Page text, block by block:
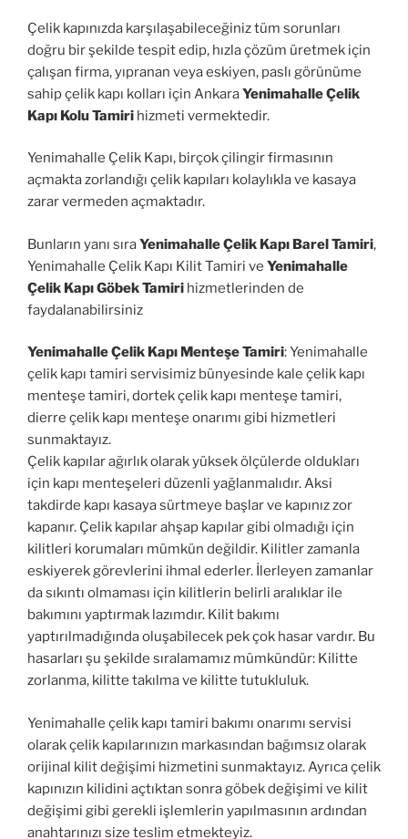
Çelik kapınızda karşılaşabileceğiniz tüm sorunları
doğru bir şekilde tespit edip, hızla çözüm üretmek için
çalışan firma, yıpranan veya eskiyen, paslı görünüme
sahip çelik kapı kolları için AnkaraYenimahalle Çelik
Kapı Kolu Tamiri hizmeti vermektedir.
Yenimahalle Çelik Kapı, birçok çilingir firmasının
açmakta zorlandığı çelik kapıları kolaylıkla ve kasaya
zarar vermeden açmaktadır.
Bunların yanı sıraYenimahalle Çelik Kapı Barel Tamiri,
Yenimahalle Çelik Kapı Kilit Tamiri ve Yenimahalle
Çelik Kapı Göbek Tamiri hizmetlerinden de
faydalanabilirsiniz
Yenimahalle Çelik Kapı Menteşe Tamiri: Yenimahalle
çelik kapı tamiri servisimiz bünyesinde kale çelik kapı
menteşe tamiri, dortek çelik kapı menteşe tamiri,
dierre çelik kapı menteşe onarımı gibi hizmetleri
sunmaktayız.
Çelik kapılar ağırlık olarak yüksek ölçülerde oldukları
için kapı menteşeleri düzenli yağlanmalıdır. Aksi
takdirde kapı kasaya sürtmeye başlar ve kapınız zor
kapanır. Çelik kapılar ahşap kapılar gibi olmadığı için
kilitleri korumaları mümkün değildir. Kilitler zamanla
eskiyerek görevlerini ihmal ederler. İlerleyen zamanlar
da sıkıntı olmaması için kilitlerin belirli aralıklar ile
bakımını yaptırmak lazımdır. Kilit bakımı
yaptırılmadığında oluşabilecek pek çok hasar vardır. Bu
hasarları şu şekilde sıralamamız mümkündür: Kilitte
zorlanma, kilitte takılma ve kilitte tutukluluk.
Yenimahalle çelik kapı tamiri bakımı onarımı servisi
olarak çelik kapılarınızın markasından bağımsız olarak
orijinal kilit değişimi hizmetini sunmaktayız. Ayrıca çelik
kapınızın kilidini açtıktan sonra göbek değişimi ve kilit
değişimi gibi gerekli işlemlerin yapılmasının ardından
anahtarınızı size teslim etmekteyiz.